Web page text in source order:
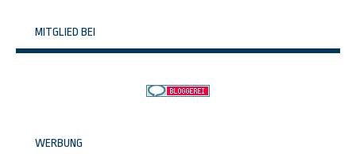
MITGLIED BEI
WERBUNG